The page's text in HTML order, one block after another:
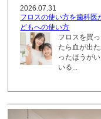
2026.07.31
フロスの使い方を歯科医
どもへの使い方
フロスを買
たら血が出
ったほうが
いる...